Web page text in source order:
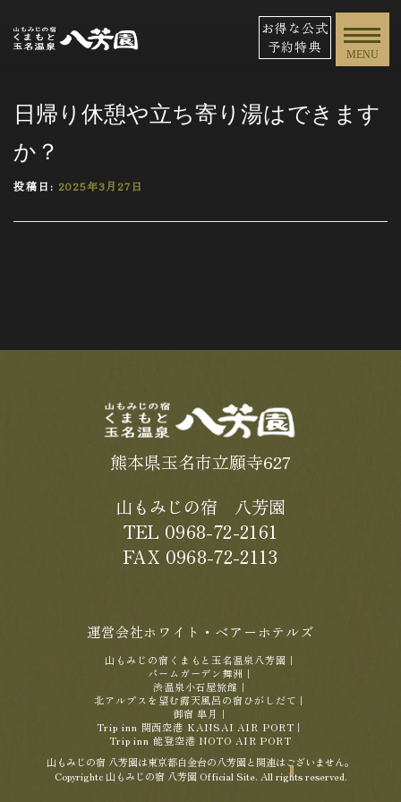
お得な公式
予約特典
MENU
日帰り休憩や立ち寄り湯はできます
か？
投稿日: 2025年3月27日
熊本県玉名市立願寺627
山もみじの宿 八芳園
TEL 0968-72-2161
FAX 0968-72-2113
運営会社ホワイト・ベアーホテルズ
山もみじの宿くまもと玉名温泉八芳園 ｜
パームガーデン舞洲 ｜
渋温泉小石屋旅館 ｜
北アルプスを望む露天風呂の宿ひがしだて ｜
御宿 皐月 ｜
Trip inn 関西空港 KANSAI AIR PORT ｜
Trip inn 能登空港 NOTO AIR PORT
山もみじの宿 八芳園は東京都白金台の八芳園と関連はございません。
Copyrightc 山もみじの宿 八芳園 Official Site. All rights reserved.